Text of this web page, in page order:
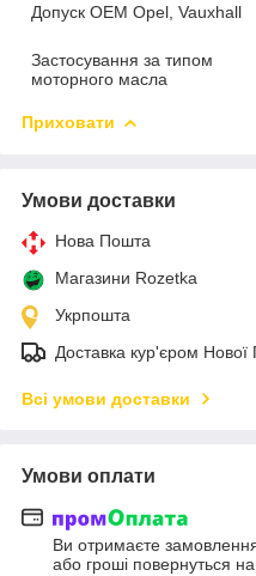
Допуск OEM Opel, Vauxhall
Застосування за типом
моторного масла
Приховати
Умови доставки
Нова Пошта
Магазини Rozetka
Укрпошта
Доставка кур'єром
Всі умови доставки
Умови оплати
Ви отримаєте
або гроші повернуться